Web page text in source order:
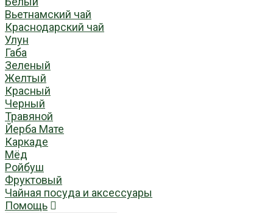
Вьетнамский чай
Краснодарский чай
Улун
Габа
Зеленый
Желтый
Красный
Черный
Травяной
Йерба Мате
Каркаде
Мёд
Ройбуш
Фруктовый
Чайная посуда и аксессуары
Помощь